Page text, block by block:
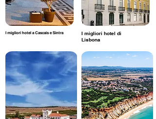
I migliori hotel a Cascais e Sintra
I migliori hotel di
Lisbona